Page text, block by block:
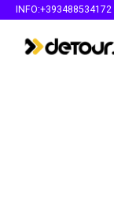
INFO:+393488534172